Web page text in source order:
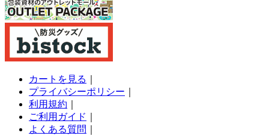
カートを見る
プライバシーポリシー
利用規約
ご利用ガイド
よくある質問